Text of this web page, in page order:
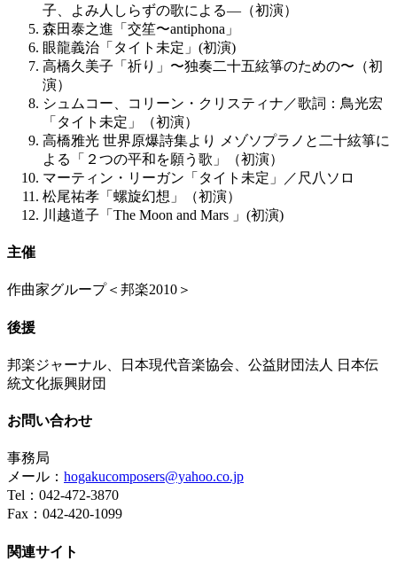
子、よみ人しらずの歌による―（初演）
森田泰之進「交笙〜antiphona」
眼龍義治「タイト未定」(初演)
高橋久美子「祈り」〜独奏二十五絃箏のための〜（初
演）
シュムコー、コリーン・クリスティナ／歌詞：鳥光宏
「タイト未定」（初演）
高橋雅光 世界原爆詩集より メゾソプラノと二十絃箏に
よる「２つの平和を願う歌」（初演）
マーティン・リーガン「タイト未定」／尺八ソロ
松尾祐孝「螺旋幻想」（初演）
川越道子「The Moon and Mars 」(初演)
主催
作曲家グループ＜邦楽2010＞
後援
邦楽ジャーナル、日本現代音楽協会、公益財団法人 日本伝
統文化振興財団
お問い合わせ
事務局
メール： hogakucomposers@yahoo.co.jp
Tel：042-472-3870
Fax：042-420-1099
関連サイト